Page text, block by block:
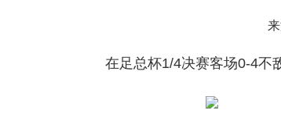
在足总杯1/4决赛客场0-4不